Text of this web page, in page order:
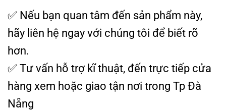
✅ Nếu bạn quan tâm đến sản phẩm này,
hãy liên hệ ngay với chúng tôi để biết rõ
hơn.
✅ Tư vấn hỗ trợ kĩ thuật, đến trực tiếp cửa
hàng xem hoặc giao tận nơi trong Tp Đà
Nẵng